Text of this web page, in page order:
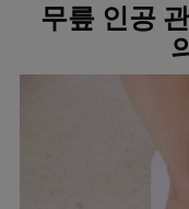
무릎 인공